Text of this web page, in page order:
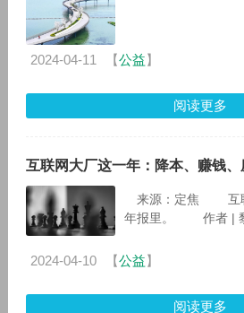
2024-04-11 【公益】
阅读更多
互联网大厂这一年：降本、赚钱、
来源：定焦 互联网大厂的秘密，藏在
2024-04-10 【公益】
阅读更多